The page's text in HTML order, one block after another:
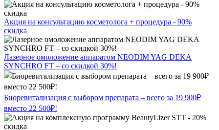
Акция на консультацию косметолога + процедура - 90%
скидка
Лазерное омоложение аппаратом NEODIM YAG DEKA
SYNCHRO FT – со скидкой 30%!
Биоревитализация с выбором препарата – всего за 19 900₽
вместо 22 500₽!